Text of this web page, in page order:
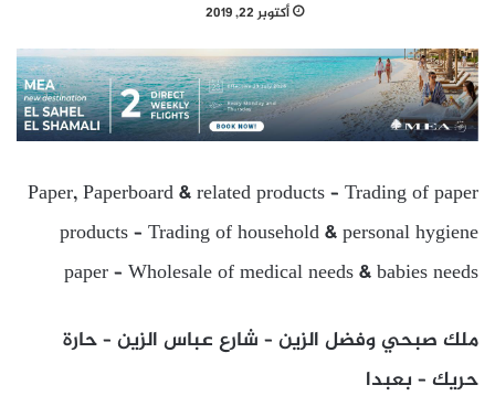
أكتوبر 22, 2019
Paper, Paperboard & related products – Trading of paper
products – Trading of household & personal hygiene
paper – Wholesale of medical needs & babies needs
ملك صبحي وفضل الزين – شارع عباس الزين – حارة
حريك – بعبدا